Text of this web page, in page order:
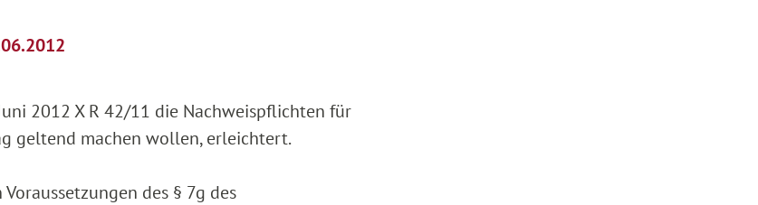
2012 X R 42/11 die Nachweispflichten für
geltend machen wollen, erleichtert.
des § 7g des